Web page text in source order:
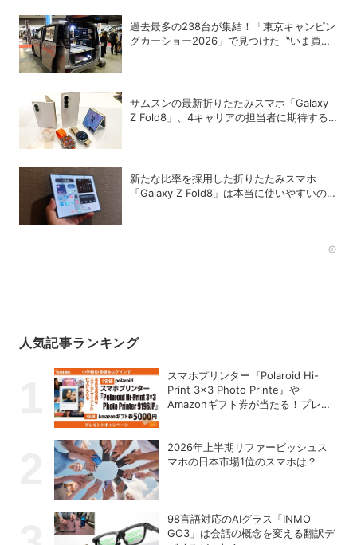
過去最多の238台が集結！「東京キャンピン
グカーショー2026」で見つけた〝いま買う
サムスンの最新折りたたみスマホ「Galaxy
Z Fold8」、4キャリアの担当者に期待する
新たな比率を採用した折りたたみスマホ
「Galaxy Z Fold8」は本当に使いやすいの
人気記事ランキング
スマホプリンター『Polaroid Hi-
Print 3×3 Photo Printe』や
Amazonギフト券が当たる！プレゼ
2026年上半期リファービッシュス
マホの日本市場1位のスマホは？
98言語対応のAIグラス「INMO
GO3」は会話の概念を変える翻訳デ